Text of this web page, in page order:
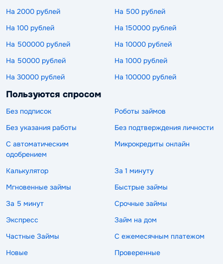
На 2000 рублей
На 500 рублей
На 100 рублей
На 150000 рублей
На 500000 рублей
На 10000 рублей
На 50000 рублей
На 1000 рублей
На 30000 рублей
На 100000 рублей
Пользуются спросом
Без подписок
Роботы займов
Без указания работы
Без подтверждения личности
С автоматическим
одобрением
Микрокредиты онлайн
Калькулятор
За 1 минуту
Мгновенные займы
Быстрые займы
За 5 минут
Срочные займы
Экспресс
Займ на дом
Частные Займы
С ежемесячным платежом
Новые
Проверенные